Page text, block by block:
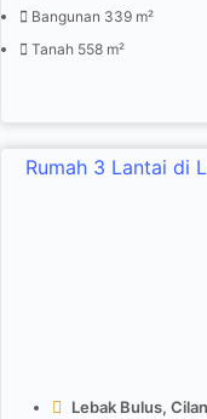
Bangunan 339 m²
Tanah 558 m²
Rumah 3 Lantai di
Lebak Bulus,